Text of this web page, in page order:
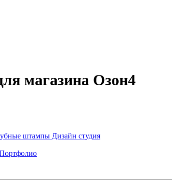
магазина Озон4
штампы Дизайн студия